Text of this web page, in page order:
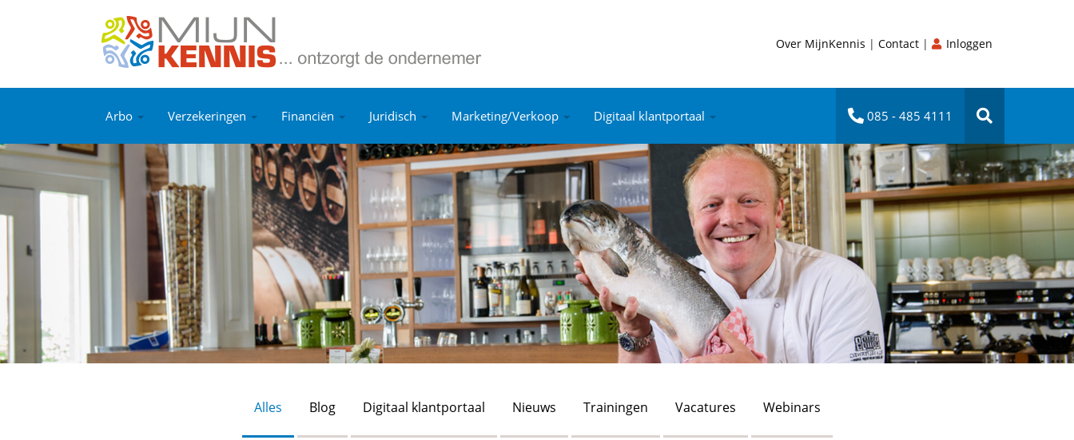
Over MijnKennis | Contact | Inloggen
Arbo Verzekeringen Financiën Juridisch Marketing/Verkoop Digitaal klantportaal 085 - 485 4111
Alles Blog Digitaal klantportaal Nieuws Trainingen Vacatures Webinars